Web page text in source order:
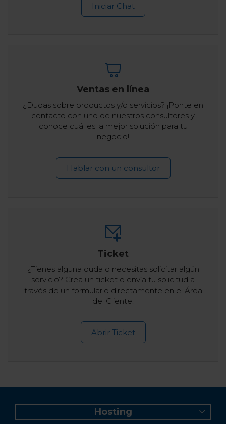
Iniciar Chat
Ventas en línea
¿Dudas sobre productos y/o servicios? ¡Ponte en
contacto con uno de nuestros consultores y
conoce cuál es la mejor solución para tu
negocio!
Hablar con un consultor
Ticket
¿Tienes alguna duda o necesitas solicitar algún
servicio? Crea un ticket o envía tu solicitud a
través de un formulario directamente en el Área
del Cliente.
Abrir Ticket
Hosting